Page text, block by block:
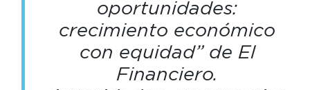
oportunidades:
crecimiento económico
con equidad” de El
Financiero.